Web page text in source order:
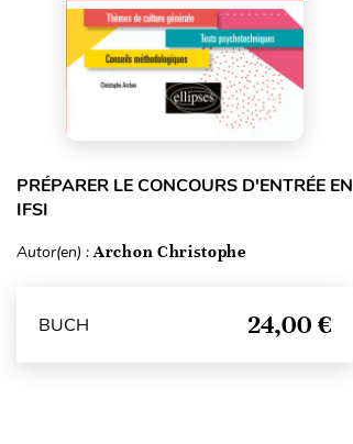
PRÉPARER LE CONCOURS D'ENTRÉE EN
IFSI
Autor(en) :Archon Christophe
BUCH 24,00 €